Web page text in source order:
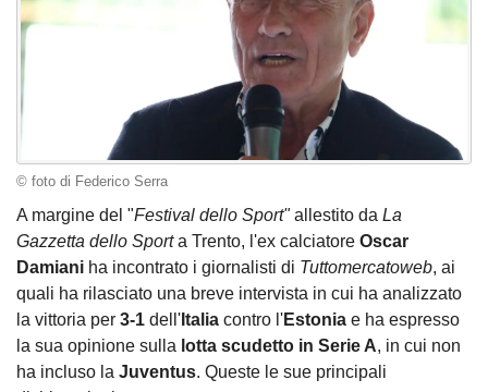
© foto di Federico Serra
A margine del "Festival dello Sport"allestito da La
Gazzetta dello Sporta Trento, l'ex calciatore Oscar
Damiani ha incontrato i giornalisti di Tuttomercatoweb, ai
quali ha rilasciato una breve intervista in cui ha analizzato
la vittoria per 3-1 dell' Italia contro l'Estonia e ha espresso
la sua opinione sulla lotta scudetto in Serie A, in cui non
ha incluso la Juventus. Queste le sue principali